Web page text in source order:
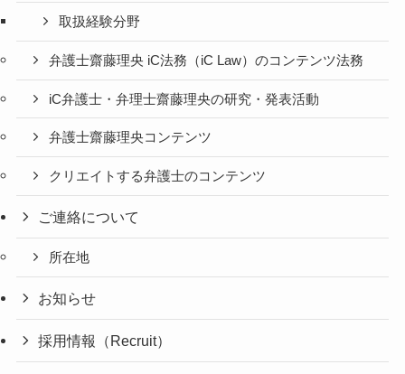
取扱経験分野
弁護士齋藤理央 iC法務（iC Law）のコンテンツ法務
iC弁護士・弁理士齋藤理央の研究・発表活動
弁護士齋藤理央コンテンツ
クリエイトする弁護士のコンテンツ
ご連絡について
所在地
お知らせ
採用情報（Recruit）